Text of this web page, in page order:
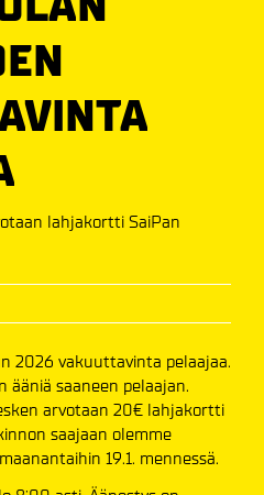
lahjakortti SaiPan
2026 vakuuttavinta pelaajaa.
ääniä saaneen pelaajan.
arvotaan 20€ lahjakortti
saajaan olemme
19.1. mennessä.